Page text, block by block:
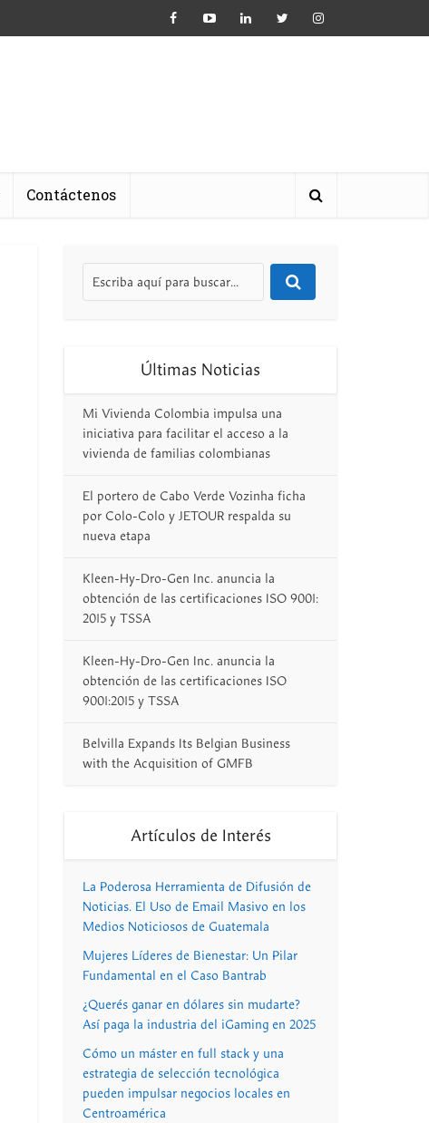
Contáctenos
Últimas Noticias
Mi Vivienda Colombia impulsa una
iniciativa para facilitar el acceso a la
vivienda de familias colombianas
El portero de Cabo Verde Vozinha ficha
por Colo-Colo y JETOUR respalda su
nueva etapa
Kleen-Hy-Dro-Gen Inc. anuncia la
obtención de las certificaciones ISO 9001:
2015 y TSSA
Kleen-Hy-Dro-Gen Inc. anuncia la
obtención de las certificaciones ISO
9001:2015 y TSSA
Belvilla Expands Its Belgian Business
with the Acquisition of GMFB
Artículos de Interés
La Poderosa Herramienta de Difusión de
Noticias. El Uso de Email Masivo en los
Medios Noticiosos de Guatemala
Mujeres Líderes de Bienestar: Un Pilar
Fundamental en el Caso Bantrab
¿Querés ganar en dólares sin mudarte?
Así paga la industria del iGaming en 2025
Cómo un máster en full stack y una
estrategia de selección tecnológica
pueden impulsar negocios locales en
Centroamérica